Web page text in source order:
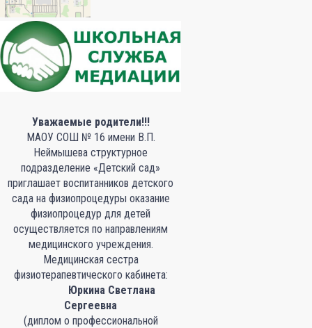
Уважаемые родители!!!
МАОУ СОШ № 16 имени В.П.
Неймышева структурное
подразделение «Детский сад»
приглашает воспитанников детского
сада на физиопроцедуры оказание
физиопроцедур для детей
осуществляется по направлениям
медицинского учреждения.
Медицинская сестра
физиотерапевтического кабинета:
Юркина Светлана
Сергеевна
(диплом о профессиональной